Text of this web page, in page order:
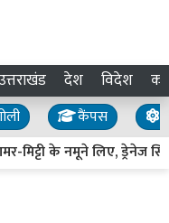
देश विदेश
कैंपस
के नमूने लिए, ड्रेनेज